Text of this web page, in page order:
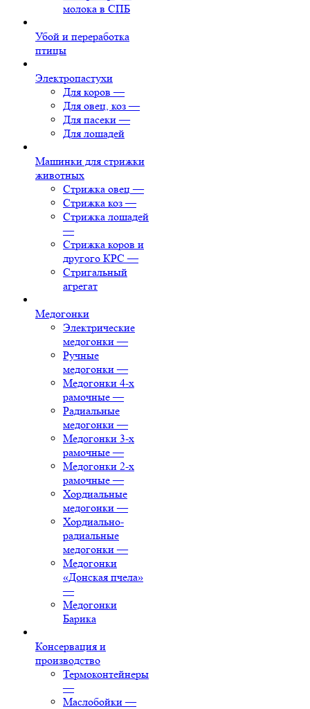
молока в СПБ
Убой и переработка
птицы
Электропастухи
Для коров —
Для овец, коз —
Для пасеки —
Для лошадей
Машинки для стрижки
животных
Стрижка овец —
Стрижка коз —
Стрижка лошадей
—
Стрижка коров и
другого КРС —
Стригальный
агрегат
Медогонки
Электрические
медогонки —
Ручные
медогонки —
Медогонки 4-х
рамочные —
Радиальные
медогонки —
Медогонки 3-х
рамочные —
Медогонки 2-х
рамочные —
Хордиальные
медогонки —
Хордиально-
радиальные
медогонки —
Медогонки
«Донская пчела»
—
Медогонки
Барика
Консервация и
производство
Термоконтейнеры
—
Маслобойки —